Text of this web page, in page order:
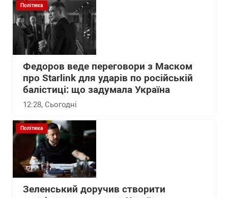
Політика
Федоров веде переговори з Маском
про Starlink для ударів по російській
балістиці: що задумала Україна
12:28, Сьогодні
Політика
Зеленський доручив створити